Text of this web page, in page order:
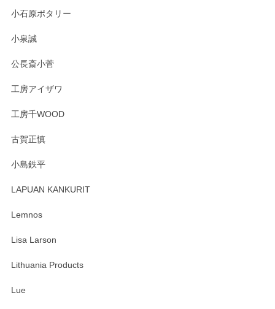
す。 素敵な湯呑みでとても気に入りました。 発送も早く、
たm(_)m
います。無事に届いたようで安心いたしまし
小石原ポタリー
小泉誠
公長斎小菅
工房アイザワ
工房千WOOD
古賀正慎
小島鉄平
LAPUAN KANKURIT
Lemnos
Lisa Larson
Lithuania Products
Lue